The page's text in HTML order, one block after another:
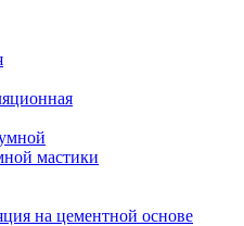
мастики
на цементной основе